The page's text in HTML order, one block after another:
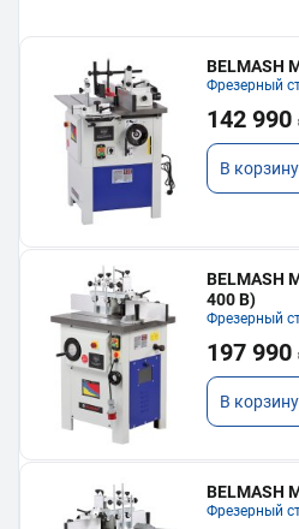
BELMASH
Фрезерный
142
В корзину
BELMASH
400 В)
Фрезерный
197
В корзину
BELMASH
Фрезерный